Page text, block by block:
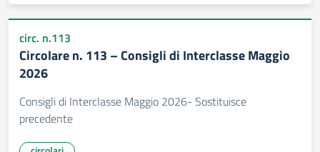
circ. n.113
Circolare n. 113 – Consigli di Interclasse Maggio
2026
Consigli di Interclasse Maggio 2026- Sostituisce
precedente